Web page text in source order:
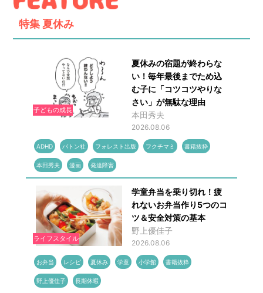
特集 夏休み
子どもの成長
夏休みの宿題が終わらな
い！毎年最後までため込
む子に「コツコツやりな
さい」が無駄な理由
本田秀夫
2026.08.06
ADHD バトン社 フォレスト出版 フクチマミ 書籍抜粋
本田秀夫 漫画 発達障害
ライフスタイル
学童弁当を乗り切れ！疲
れないお弁当作り5つのコ
ツ＆安全対策の基本
野上優佳子
2026.08.06
お弁当 レシピ 夏休み 学童 小学館 書籍抜粋
野上優佳子 長期休暇